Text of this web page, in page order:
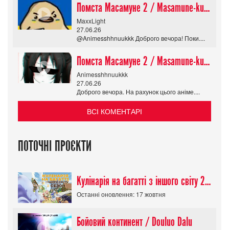
Помста Масамуне 2 / Masamune-kun no Revenge R
MaxxLight
27.06.26
@Animesshhnuukkk Доброго вечора! Поки....
Помста Масамуне 2 / Masamune-kun no Revenge R
Animesshhnuukkk
27.06.26
Доброго вечора. На рахунок цього аніме....
ВСІ КОМЕНТАРІ
ПОТОЧНІ ПРОЄКТИ
Кулінарія на багатті з іншого світу 2 сезон/ Tondemo Skill de Isekai Hourou
Останні оновлення: 17 жовтня
Бойовий континент / Douluo Dalu